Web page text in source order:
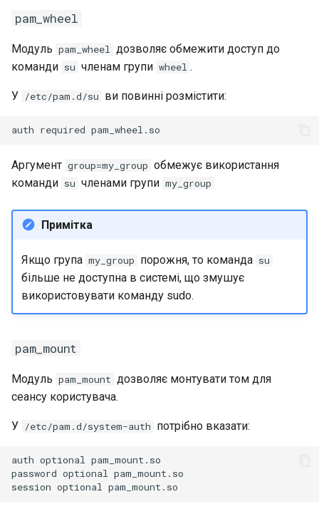
pam_wheel
Модуль pam_wheel дозволяє обмежити доступ до
команди su членам групи wheel .
У /etc/pam.d/su ви повинні розмістити:
Аргумент group=my_group обмежує використання
команди su членами групи my_group
Примітка
Якщо група my_group порожня, то команда su
більше не доступна в системі, що змушує
використовувати команду sudo.
pam_mount
Модуль pam_mount дозволяє монтувати том для
сеансу користувача.
У /etc/pam.d/system-auth потрібно вказати:
auth optional pam_mount.so
password optional pam_mount.so